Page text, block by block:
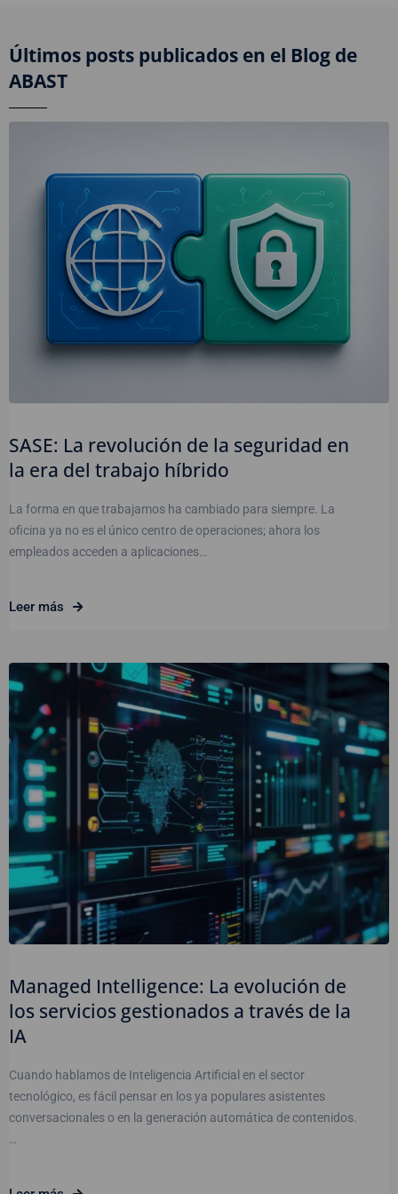
Últimos posts publicados en el Blog de
ABAST
SASE: La revolución de la seguridad en
la era del trabajo híbrido
La forma en que trabajamos ha cambiado para siempre. La
oficina ya no es el único centro de operaciones; ahora los
empleados acceden a aplicaciones…
Leer más
Managed Intelligence: La evolución de
los servicios gestionados a través de la
IA
Cuando hablamos de Inteligencia Artificial en el sector
tecnológico, es fácil pensar en los ya populares asistentes
conversacionales o en la generación automática de contenidos.
…